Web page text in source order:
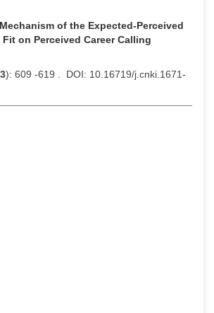
of the Expected-Perceived
on Perceived Career Calling
3): 609 -619 . DOI: 10.16719/j.cnki.1671-